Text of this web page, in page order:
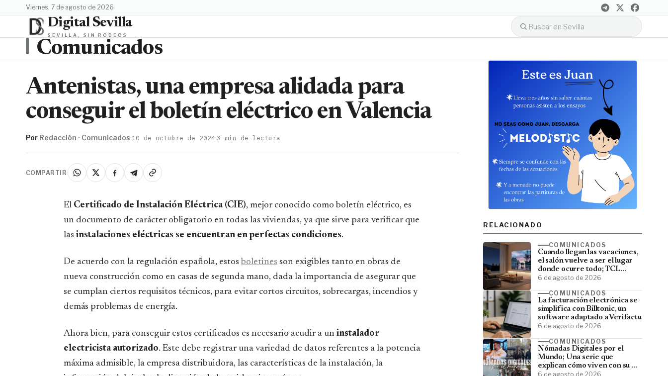
viernes, 7 de agosto de 2026
Digital Sevilla
SEVILLA, SIN RODEOS
Comunicados
Antenistas, una empresa alidada para
conseguir el boletín eléctrico en Valencia
Por Redacción · Comunicados·10 de octubre de 2024·3 min de lectura
COMPARTIR
El Certificado de Instalación Eléctrica (CIE), mejor conocido como boletín eléctrico, es
un documento de carácter obligatorio en todas las viviendas, ya que sirve para verificar que
las instalaciones eléctricas se encuentran en perfectas condiciones.
De acuerdo con la regulación española, estos boletines son exigibles tanto en obras de
nueva construcción como en casas de segunda mano, dada la importancia de asegurar que
se cumplan ciertos requisitos técnicos, para evitar cortos circuitos, sobrecargas, incendios y
demás problemas de energía.
Ahora bien, para conseguir estos certificados es necesario acudir a un instalador
electricista autorizado. Este debe registrar una variedad de datos referentes a la potencia
máxima admisible, la empresa distribuidora, las características de la instalación, la
RELACIONADO
COMUNICADOS
Cuando llegan las vacaciones,
el salón vuelve a ser el lugar
donde ocurre todo; TCL
convierte el televisor en el
6 de agosto de 2026
COMUNICADOS
La facturación electrónica se
simplifica con Billtonic, un
software adaptado a Verifactu
6 de agosto de 2026
COMUNICADOS
Nómadas Digitales por el
Mundo; Una serie que
explican cómo viven con su PC
y viajan por el mundo
6 de agosto de 2026